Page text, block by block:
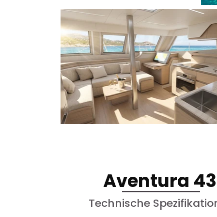
Aventura 43
Technische